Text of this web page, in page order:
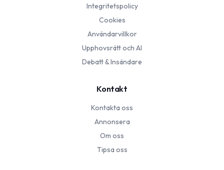
Integritetspolicy
Cookies
Användarvillkor
Upphovsrätt och AI
Debatt & Insändare
Kontakt
Kontakta oss
Annonsera
Om oss
Tipsa oss